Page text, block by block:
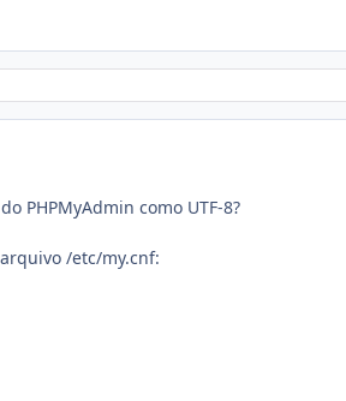
PHPMyAdmin como UTF-8?
/etc/my.cnf: